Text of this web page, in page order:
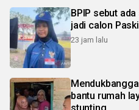
BPIP sebut
jadi calon
23 jam lalu
bantu rumah